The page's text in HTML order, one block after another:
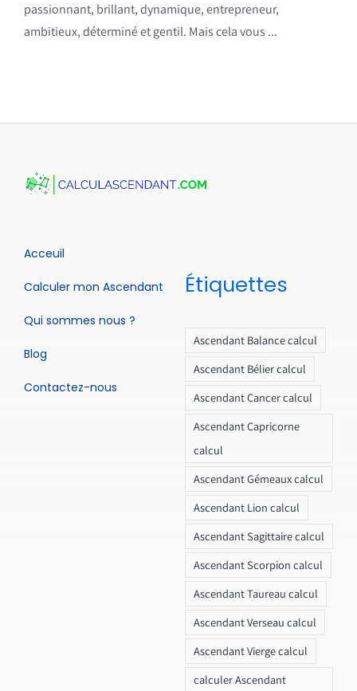
passionnant, brillant, dynamique, entrepreneur,
ambitieux, déterminé et gentil. Mais cela vous ...
Acceuil
Calculer mon Ascendant
Qui sommes nous ?
Blog
Contactez-nous
Étiquettes
Ascendant Balance calcul
Ascendant Bélier calcul
Ascendant Cancer calcul
Ascendant Capricorne
calcul
Ascendant Gémeaux calcul
Ascendant Lion calcul
Ascendant Sagittaire calcul
Ascendant Scorpion calcul
Ascendant Taureau calcul
Ascendant Verseau calcul
Ascendant Vierge calcul
calculer Ascendant